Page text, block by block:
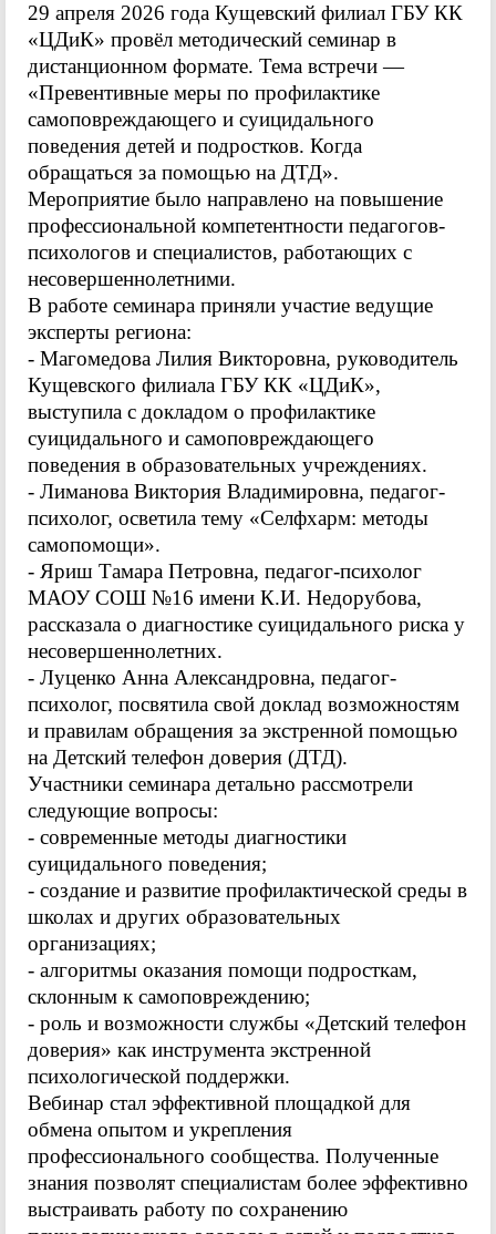
29 апреля 2026 года Кущевский филиал ГБУ КК
«ЦДиК» провёл методический семинар в
дистанционном формате. Тема встречи —
«Превентивные меры по профилактике
самоповреждающего и суицидального
поведения детей и подростков. Когда
обращаться за помощью на ДТД».
Мероприятие было направлено на повышение
профессиональной компетентности педагогов-
психологов и специалистов, работающих с
несовершеннолетними.
В работе семинара приняли участие ведущие
эксперты региона:
- Магомедова Лилия Викторовна, руководитель
Кущевского филиала ГБУ КК «ЦДиК»,
выступила с докладом о профилактике
суицидального и самоповреждающего
поведения в образовательных учреждениях.
- Лиманова Виктория Владимировна, педагог-
психолог, осветила тему «Селфхарм: методы
самопомощи».
- Яриш Тамара Петровна, педагог-психолог
МАОУ СОШ №16 имени К.И. Недорубова,
рассказала о диагностике суицидального риска у
несовершеннолетних.
- Луценко Анна Александровна, педагог-
психолог, посвятила свой доклад возможностям
и правилам обращения за экстренной помощью
на Детский телефон доверия (ДТД).
Участники семинара детально рассмотрели
следующие вопросы:
- современные методы диагностики
суицидального поведения;
- создание и развитие профилактической среды в
школах и других образовательных
организациях;
- алгоритмы оказания помощи подросткам,
склонным к самоповреждению;
- роль и возможности службы «Детский телефон
доверия» как инструмента экстренной
психологической поддержки.
Вебинар стал эффективной площадкой для
обмена опытом и укрепления
профессионального сообщества. Полученные
знания позволят специалистам более эффективно
выстраивать работу по сохранению